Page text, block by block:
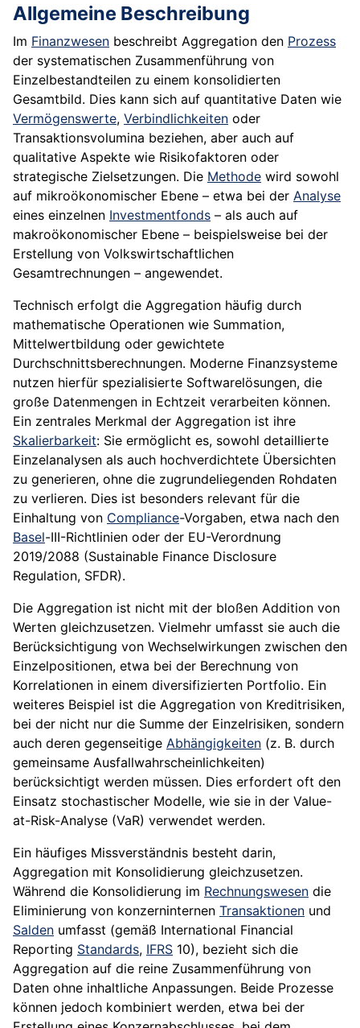
Allgemeine Beschreibung
Im Finanzwesen beschreibt Aggregation den Prozess
der systematischen Zusammenführung von
Einzelbestandteilen zu einem konsolidierten
Gesamtbild. Dies kann sich auf quantitative Daten wie
Vermögenswerte, Verbindlichkeiten oder
Transaktionsvolumina beziehen, aber auch auf
qualitative Aspekte wie Risikofaktoren oder
strategische Zielsetzungen. Die Methode wird sowohl
auf mikroökonomischer Ebene – etwa bei der Analyse
eines einzelnen Investmentfonds – als auch auf
makroökonomischer Ebene – beispielsweise bei der
Erstellung von Volkswirtschaftlichen
Gesamtrechnungen – angewendet.
Technisch erfolgt die Aggregation häufig durch
mathematische Operationen wie Summation,
Mittelwertbildung oder gewichtete
Durchschnittsberechnungen. Moderne Finanzsysteme
nutzen hierfür spezialisierte Softwarelösungen, die
große Datenmengen in Echtzeit verarbeiten können.
Ein zentrales Merkmal der Aggregation ist ihre
Skalierbarkeit: Sie ermöglicht es, sowohl detaillierte
Einzelanalysen als auch hochverdichtete Übersichten
zu generieren, ohne die zugrundeliegenden Rohdaten
zu verlieren. Dies ist besonders relevant für die
Einhaltung von Compliance-Vorgaben, etwa nach den
Basel-III-Richtlinien oder der EU-Verordnung
2019/2088 (Sustainable Finance Disclosure
Regulation, SFDR).
Die Aggregation ist nicht mit der bloßen Addition von
Werten gleichzusetzen. Vielmehr umfasst sie auch die
Berücksichtigung von Wechselwirkungen zwischen den
Einzelpositionen, etwa bei der Berechnung von
Korrelationen in einem diversifizierten Portfolio. Ein
weiteres Beispiel ist die Aggregation von Kreditrisiken,
bei der nicht nur die Summe der Einzelrisiken, sondern
auch deren gegenseitige Abhängigkeiten (z. B. durch
gemeinsame Ausfallwahrscheinlichkeiten)
berücksichtigt werden müssen. Dies erfordert oft den
Einsatz stochastischer Modelle, wie sie in der Value-
at-Risk-Analyse (VaR) verwendet werden.
Ein häufiges Missverständnis besteht darin,
Aggregation mit Konsolidierung gleichzusetzen.
Während die Konsolidierung im Rechnungswesen die
Eliminierung von konzerninternen Transaktionen und
Salden umfasst (gemäß International Financial
Reporting Standards, IFRS 10), bezieht sich die
Aggregation auf die reine Zusammenführung von
Daten ohne inhaltliche Anpassungen. Beide Prozesse
können jedoch kombiniert werden, etwa bei der